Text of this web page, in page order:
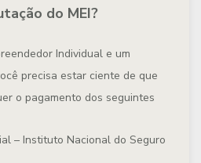
do MEI?
Individual e um
precisa estar ciente de que
o pagamento dos seguintes
– Instituto Nacional do Seguro